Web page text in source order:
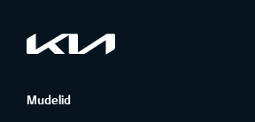
Mudelid